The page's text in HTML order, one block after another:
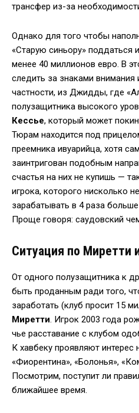
трансфер из-за
Однако для того чтобы
«Старую синьору» поддаться
менее 40 миллионов евро. В
следить за знаками
частности, из Джидды, где
полузащитника высокого
Кессье, который может
Тюрам находится под
преемника ивуарийца, хотя
заинтригован подобным
счастья на них не купишь —
игрока, которого нисколько
зарабатывать в 4 раза
Проще говоря: саудовский
Ситуация по Миретти
От одного полузащитника к
быть проданным ради того,
заработать (клуб просит 15
Миретти. Игрок 2003 года
чье расставание с клубом
К хавбеку проявляют
«Фиорентина», «Болонья»,
Посмотрим, поступит ли
ближайшее время.